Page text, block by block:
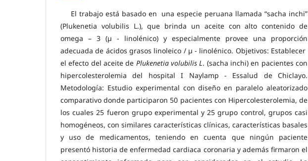
El trabajo está basado en una especie peruana llamada “sacha inchi”
(Plukenetia volubilis L.), que brinda un aceite con alto contenido de
omega – 3 (µ - linolénico) y especialmente provee una proporción
adecuada de ácidos grasos linoleico / µ - linolénico. Objetivos: Establecer
el efecto del aceite de Plukenetia volubilis L. (sacha inchi) en pacientes con
hipercolesterolemia del hospital I Naylamp - Essalud de Chiclayo.
Metodología: Estudio experimental con diseño en paralelo aleatorizado
comparativo donde participaron 50 pacientes con Hipercolesterolemia, de
los cuales 25 fueron grupo experimental y 25 grupo control, grupos casi
homogéneos, con similares características clínicas, características basales
y uso de medicamentos, teniendo en cuenta que ningún paciente
presentó historia de enfermedad cardiaca coronaria y además firmaron el